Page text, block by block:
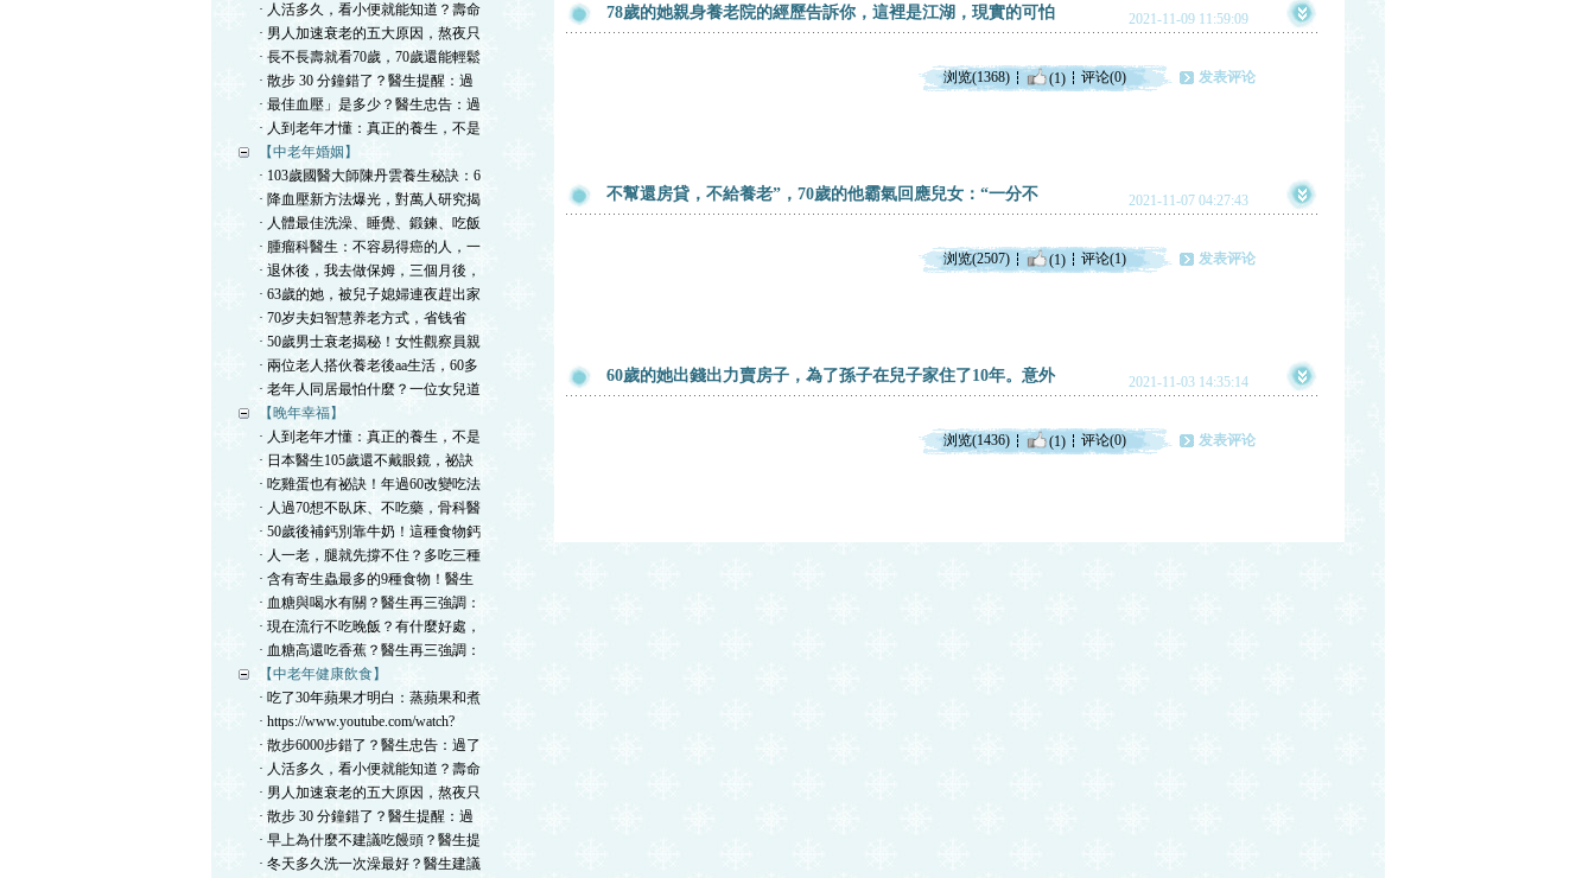
· 人活多久，看小便就能知道？壽命
· 男人加速衰老的五大原因，熬夜只
· 長不長壽就看70歲，70歲還能輕鬆
· 散步 30 分鐘錯了？醫生提醒：過
· 最佳血壓」是多少？醫生忠告：過
· 人到老年才懂：真正的養生，不是
【中老年婚姻】
· 103歲國醫大師陳丹雲養生秘訣：6
· 降血壓新方法爆光，對萬人研究揭
· 人體最佳洗澡、睡覺、鍛鍊、吃飯
· 腫瘤科醫生：不容易得癌的人，一
· 退休後，我去做保姆，三個月後，
· 63歲的她，被兒子媳婦連夜趕出家
· 70岁夫妇智慧养老方式，省钱省
· 50歲男士衰老揭秘！女性觀察員親
· 兩位老人搭伙養老後aa生活，60多
· 老年人同居最怕什麼？一位女兒道
【晚年幸福】
· 人到老年才懂：真正的養生，不是
· 日本醫生105歲還不戴眼鏡，祕訣
· 吃雞蛋也有祕訣！年過60改變吃法
· 人過70想不臥床、不吃藥，骨科醫
· 50歲後補鈣別靠牛奶！這種食物鈣
· 人一老，腿就先撐不住？多吃三種
· 含有寄生蟲最多的9種食物！醫生
· 血糖與喝水有關？醫生再三強調：
· 現在流行不吃晚飯？有什麼好處，
· 血糖高還吃香蕉？醫生再三強調：
【中老年健康飲食】
· 吃了30年蘋果才明白：蒸蘋果和煮
· https://www.youtube.com/watch?
· 散步6000步錯了？醫生忠告：過了
· 人活多久，看小便就能知道？壽命
· 男人加速衰老的五大原因，熬夜只
· 散步 30 分鐘錯了？醫生提醒：過
· 早上為什麼不建議吃饅頭？醫生提
· 冬天多久洗一次澡最好？醫生建議
78歲的她親身養老院的經歷告訴你，這裡是江湖，現實的可怕 2021-11-09 11:59:09
浏览(1368) (1) 评论(0) 发表评论
不幫還房貸，不給養老”，70歲的他霸氣回應兒女：“一分不 2021-11-07 04:27:43
浏览(2507) (1) 评论(1) 发表评论
60歲的她出錢出力賣房子，為了孫子在兒子家住了10年。意外 2021-11-03 14:35:14
浏览(1436) (1) 评论(0) 发表评论